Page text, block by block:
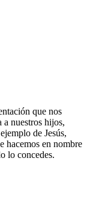
que nos
a nuestros hijos,
de Jesús,
hacemos en nombre
lo concedes.